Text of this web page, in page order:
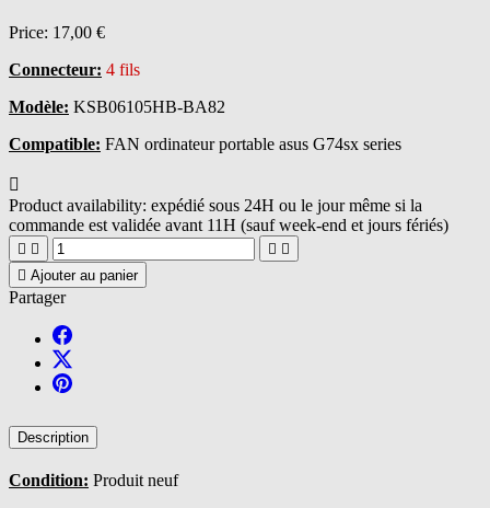
Price: 17,00 €
Connecteur: 4 fils
Modèle: KSB06105HB-BA82
Compatible: FAN ordinateur portable asus G74sx series

Product availability: expédié sous 24H ou le jour même si la
commande est validée avant 11H (sauf week-end et jours fériés)
   
 Ajouter au panier
Partager
Description
Condition: Produit neuf